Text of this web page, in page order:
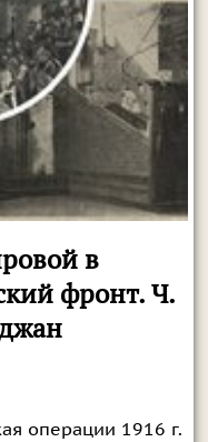
в
фронт. Ч.
операции 1916 г.